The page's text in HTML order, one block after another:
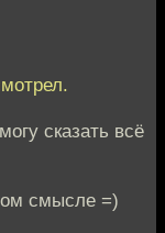
сказать всё
смысле =)